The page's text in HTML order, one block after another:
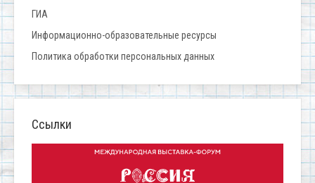
ГИА
Информационно-образовательные ресурсы
Политика обработки персональных данных
Ссылки